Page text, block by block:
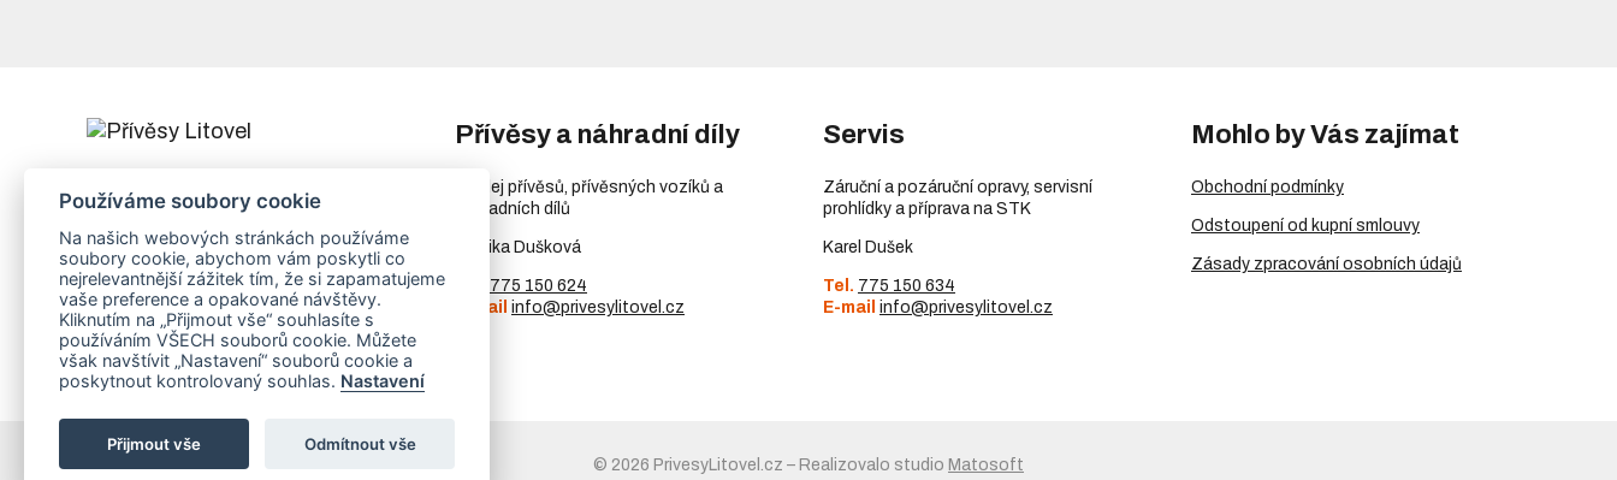
78401 Litovel
IČ73023205
DIČCZ8253255307
Přívěsy a náhradní díly
Prodej přívěsů, přívěsných vozíků a
náhradních dílů
Monika Dušková
775 150 624
E-mail info@privesylitovel.cz
Servis
Záruční a pozáruční opravy, servisní
prohlídky a příprava na STK
Karel Dušek
Tel. 775 150 634
E-mail info@privesylitovel.cz
Mohlo by Vás zajímat
Obchodní podmínky
Odstoupení od kupní smlouvy
Zásady zpracování osobních údajů
© 2026 PrivesyLitovel.cz – Realizovalo studio Matosoft
Používáme soubory cookie
Na našich webových stránkách používáme
soubory cookie, abychom vám poskytli co
nejrelevantnější zážitek tím, že si zapamatujeme
vaše preference a opakované návštěvy.
Kliknutím na „Přijmout vše“ souhlasíte s
používáním VŠECH souborů cookie. Můžete
však navštívit „Nastavení“ souborů cookie a
poskytnout kontrolovaný souhlas. Nastavení
Přijmout vše Odmítnout vše